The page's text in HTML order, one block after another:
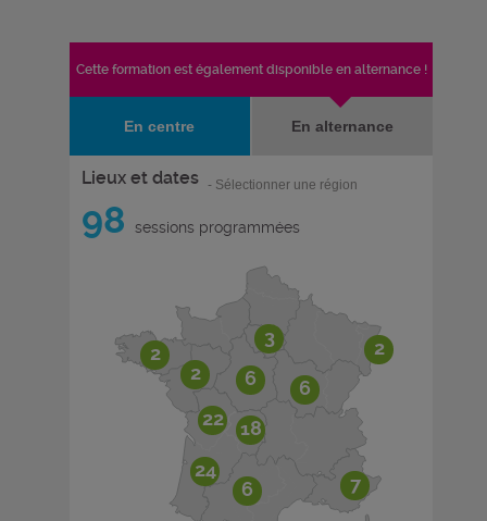
Cette formation est également disponible en alternance !
En centre En alternance
Lieux et dates - Sélectionner une région
98 sessions programmées
2
24
6
2
6
3
18
6
2
22
7